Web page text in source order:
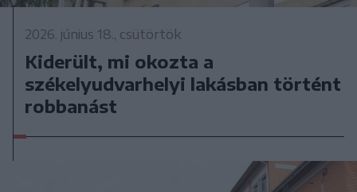
2026. június 18., csütörtök
Kiderült, mi okozta a
székelyudvarhelyi lakásban történt
robbanást